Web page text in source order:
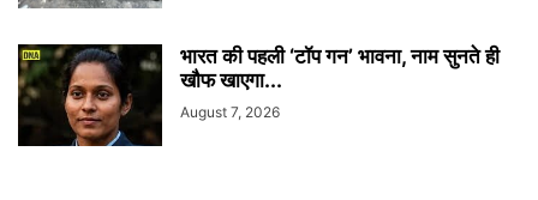
भारत की पहली ‘टॉप गन’ भावना, नाम सुनते ही
खौफ खाएगा...
August 7, 2026